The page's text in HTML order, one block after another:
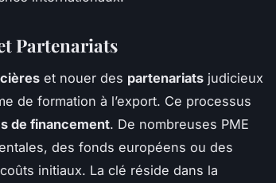
Partenariats
et nouer des partenariats judicieux
de formation à l’export. Ce processus
de financement. De nombreuses PME
des fonds européens ou des
initiaux. La clé réside dans la